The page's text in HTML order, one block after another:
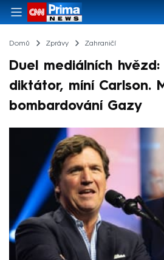
Domů Zprávy Zahraničí
Duel mediálních
diktátor, míní Carlson.
bombardování Gazy